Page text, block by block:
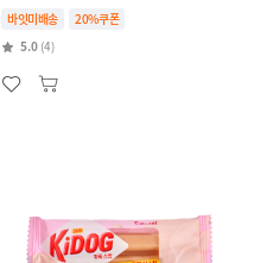
바잇미배송
20%쿠폰
5.0 (4)